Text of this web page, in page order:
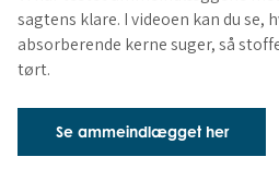
sagtens klare. I videoen kan du
absorberende kerne suger, så
tørt.
Se ammeindlægget her